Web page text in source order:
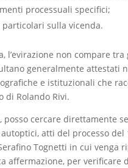
processuali specifici;
sulla vicenda.
l’evirazione non compare
generalmente attestati
e istituzionali che
di Rolando Rivi.
posso cercare direttamente
atti del processo del
Tognetti in cui venga
affermazione, per verificare